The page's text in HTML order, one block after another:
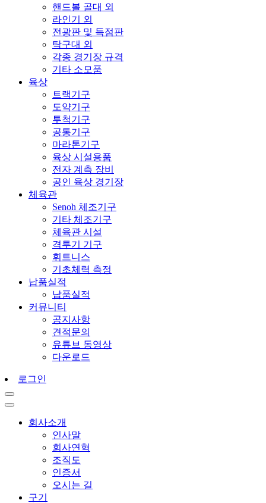
핸드볼 골대 외
라인기 외
전광판 및 득점판
탁구대 외
각종 경기장 규격
기타 소모품
육상
트랙기구
도약기구
투척기구
공통기구
마라톤기구
육상 시설용품
전자 계측 장비
공인 육상 경기장
체육관
Senoh 체조기구
기타 체조기구
체육관 시설
격투기 기구
휘트니스
기초체력 측정
납품실적
납품실적
커뮤니티
공지사항
견적문의
유튜브 동영상
다운로드
로그인
회사소개
인사말
회사연혁
조직도
인증서
오시는 길
구기